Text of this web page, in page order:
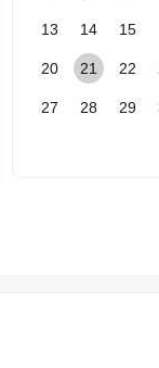
13 14 15
20 21 22
27 28 29